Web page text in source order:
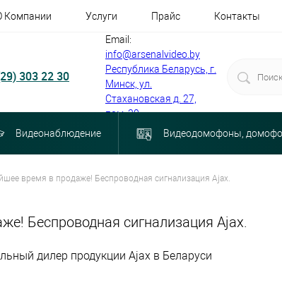
Компании Услуги Прайс Контакты
303 22 30
Email:
info@arsenalvideo.by
Республика Беларусь, г.
Минск, ул.
Стахановская д. 27,
пом. 30
Видеонаблюдение Видеодомофоны,
время в продаже! Беспроводная сигнализация Ajax.
Беспроводная сигнализация Ajax.
дилер продукции Ajax в Беларуси